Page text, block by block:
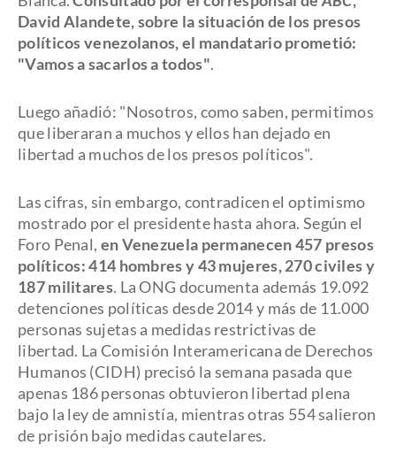
David Alandete, sobre la situación de los presos
políticos venezolanos, el mandatario prometió:
"Vamos a sacarlos a todos".
Luego añadió: "Nosotros, como saben, permitimos
que liberaran a muchos y ellos han dejado en
libertad a muchos de los presos políticos".
Las cifras, sin embargo, contradicen el optimismo
mostrado por el presidente hasta ahora. Según el
Foro Penal, en Venezuela permanecen 457 presos
políticos: 414 hombres y 43 mujeres, 270 civiles y
187 militares. La ONG documenta además 19.092
detenciones políticas desde 2014 y más de 11.000
personas sujetas a medidas restrictivas de
libertad. La Comisión Interamericana de Derechos
Humanos (CIDH) precisó la semana pasada que
apenas 186 personas obtuvieron libertad plena
bajo la ley de amnistía, mientras otras 554 salieron
de prisión bajo medidas cautelares.